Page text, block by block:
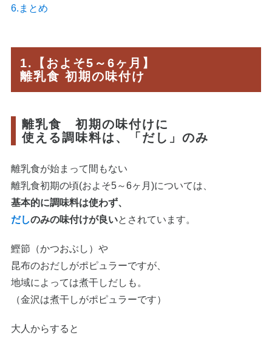
6.まとめ
1.【およそ5～6ヶ月】
離乳食 初期の味付け
離乳食 初期の味付けに
使える調味料は、「だし」のみ
離乳食が始まって間もない
離乳食初期の頃(およそ5～6ヶ月)については、
基本的に調味料は使わず、
だしのみの味付けが良いとされています。
鰹節（かつおぶし）や
昆布のおだしがポピュラーですが、
地域によっては煮干しだしも。
（金沢は煮干しがポピュラーです）
大人からすると